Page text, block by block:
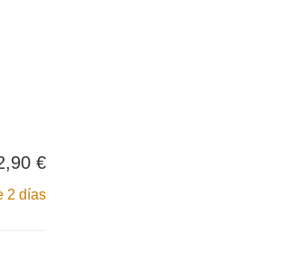
€
2 días